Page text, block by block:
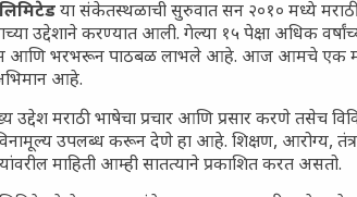
सामान्य आजारांवर गावठी उपाय – घरच्या
आजच्या युगातील तरुण पिढी कुठे हरवली?
महाराष्ट्रातील किल्ल्यांचे महत्त्व : स्वराज्याच्या
या संकेतस्थळाची सुरुवात सन २०१० मध्ये
उद्देशाने करण्यात आली. गेल्या १५ पेक्षा अधिक
आणि भरभरून पाठबळ लाभले आहे. आज आमचे एक
आहे.
मराठी भाषेचा प्रचार आणि प्रसार करणे तसेच
उपलब्ध करून देणे हा आहे. शिक्षण, आरोग्य,
माहिती आम्ही सातत्याने प्रकाशित करत असतो.